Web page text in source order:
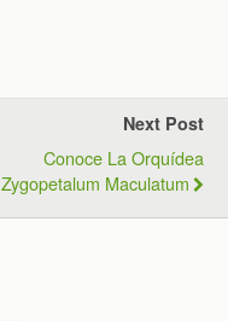
Next Post
Conoce La Orquídea
Zygopetalum Maculatum